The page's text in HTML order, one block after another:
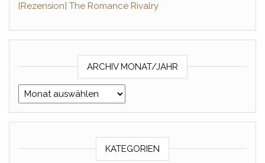
[Rezension] The Romance Rivalry
ARCHIV MONAT/JAHR
Archiv Monat/Jahr
KATEGORIEN